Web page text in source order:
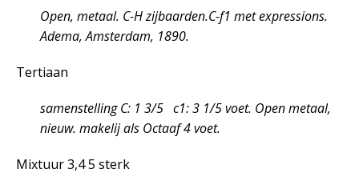
Open, metaal. C-H zijbaarden.C-f1 met expressions.
Adema, Amsterdam, 1890.
Tertiaan
samenstelling C: 1 3/5 c1: 3 1/5 voet. Open metaal,
nieuw. makelij als Octaaf 4 voet.
Mixtuur 3,4 5 sterk